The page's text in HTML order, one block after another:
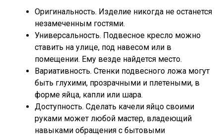
Оригинальность. Изделие никогда не останется
незамеченным гостями.
Универсальность. Подвесное кресло можно
ставить на улице, под навесом или в
помещении. Ему везде найдется место.
Вариативность. Стенки подвесного ложа могут
быть глухими, прозрачными и плетеными, в
форме яйца, капли или шара.
Доступность. Сделать качели яйцо своими
руками может любой мастер, владеющий
навыками обращения с бытовыми